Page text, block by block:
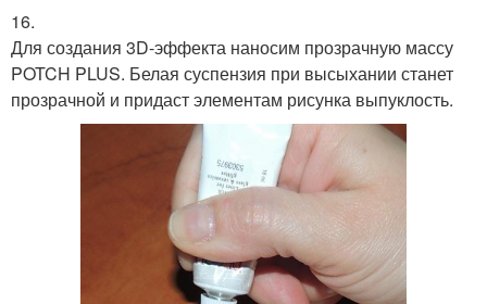
16.
Для создания 3D-эффекта наносим прозрачную массу
POTCH PLUS. Белая суспензия при высыхании станет
прозрачной и придаст элементам рисунка выпуклость.